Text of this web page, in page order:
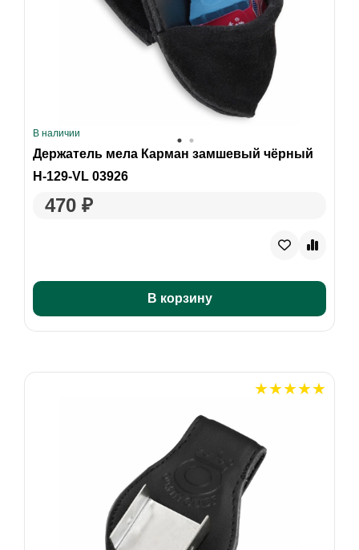
В наличии
Держатель мела Карман замшевый чёрный
H-129-VL 03926
470 ₽
В корзину